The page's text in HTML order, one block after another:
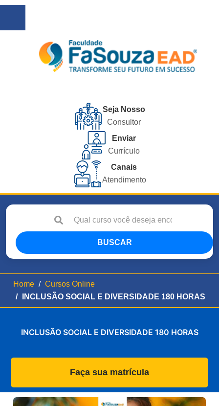
Seja Nosso
Consultor
Enviar
Currículo
Canais
Atendimento
BUSCAR
Home
Cursos Online
INCLUSÃO SOCIAL E DIVERSIDADE 180 HORAS
INCLUSÃO SOCIAL E DIVERSIDADE 180 HORAS
Faça sua matrícula